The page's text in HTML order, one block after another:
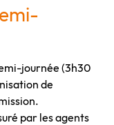
journée (3h30
de
par les agents